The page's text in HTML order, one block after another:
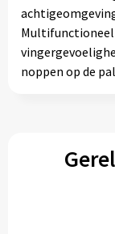
noppen op de